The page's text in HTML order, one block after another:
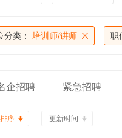
分类： 培训师/讲师 职
企招聘 紧急招聘
序 更新时间